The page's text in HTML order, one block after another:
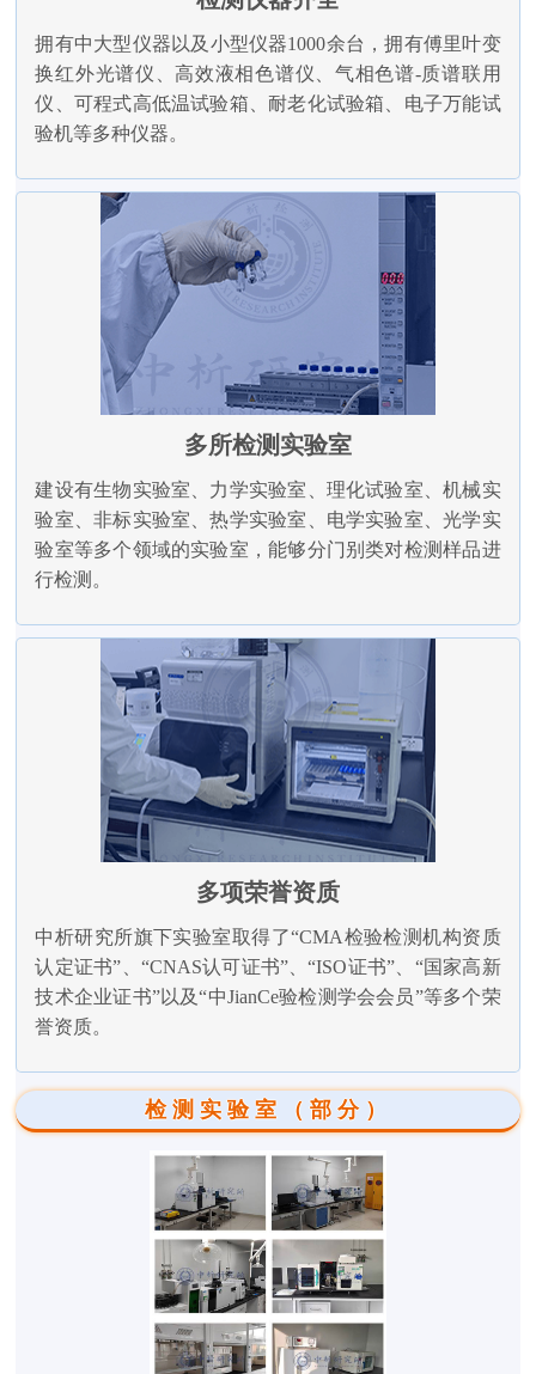
拥有中大型仪器以及小型仪器1000余台，拥有傅里叶变
换红外光谱仪、高效液相色谱仪、气相色谱-质谱联用
仪、可程式高低温试验箱、耐老化试验箱、电子万能试
验机等多种仪器。
多所检测实验室
建设有生物实验室、力学实验室、理化试验室、机械实
验室、非标实验室、热学实验室、电学实验室、光学实
验室等多个领域的实验室，能够分门别类对检测样品进
行检测。
多项荣誉资质
中析研究所旗下实验室取得了“CMA检验检测机构资质
认定证书”、“CNAS认可证书”、“ISO证书”、“国家高新
技术企业证书”以及“中JianCe验检测学会会员”等多个荣
誉资质。
检测实验室（部分）